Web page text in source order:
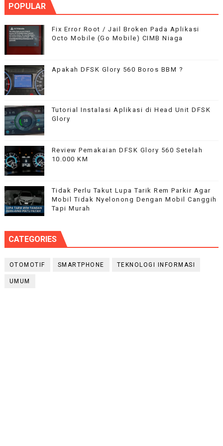
POPULAR
Fix Error Root / Jail Broken Pada Aplikasi
Octo Mobile (Go Mobile) CIMB Niaga
Apakah DFSK Glory 560 Boros BBM ?
Tutorial Instalasi Aplikasi di Head Unit DFSK
Glory
Review Pemakaian DFSK Glory 560 Setelah
10.000 KM
Tidak Perlu Takut Lupa Tarik Rem Parkir Agar
Mobil Tidak Nyelonong Dengan Mobil Canggih
Tapi Murah
CATEGORIES
OTOMOTIF SMARTPHONE TEKNOLOGI INFORMASI
UMUM